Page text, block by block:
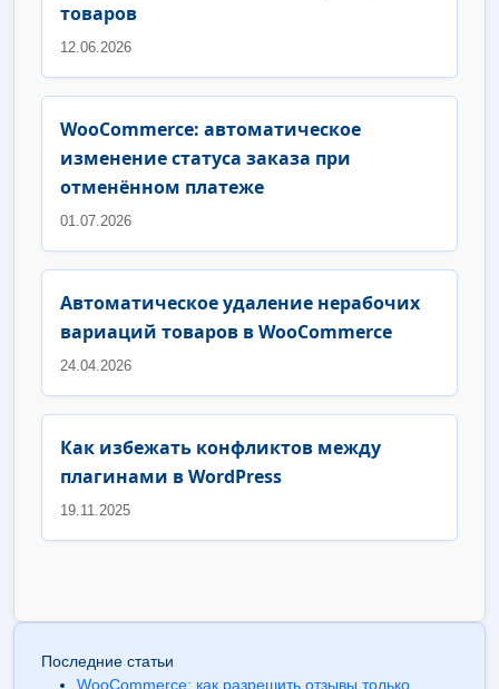
товаров
12.06.2026
WooCommerce: автоматическое
изменение статуса заказа при
отменённом платеже
01.07.2026
Автоматическое удаление нерабочих
вариаций товаров в WooCommerce
24.04.2026
Как избежать конфликтов между
плагинами в WordPress
19.11.2025
Последние статьи
WooCommerce: как разрешить отзывы только